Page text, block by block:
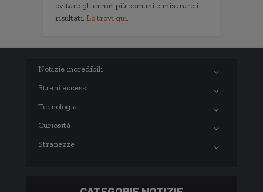
evitare gli errori più comuni e misurare i
risultati. Lo trovi qui.
Notizie incredibili
Strani eccessi
Tecnologia
Curiosità
Stranezze